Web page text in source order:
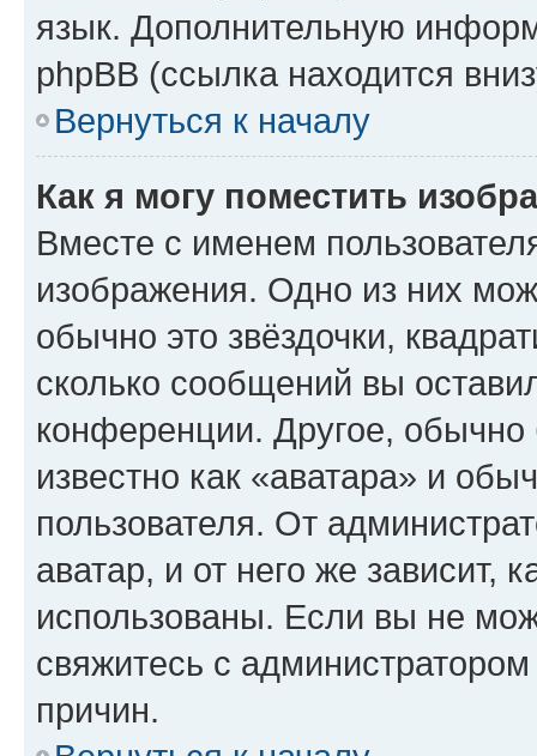
язык. Дополнительную
phpBB (ссылка находится
Вернуться к началу
Как я могу поместить
Вместе с именем
изображения. Одно из них
обычно это звёздочки,
сколько сообщений вы
конференции. Другое,
известно как «аватара» и
пользователя. От
аватар, и от него же зависит,
использованы. Если вы не
свяжитесь с
причин.